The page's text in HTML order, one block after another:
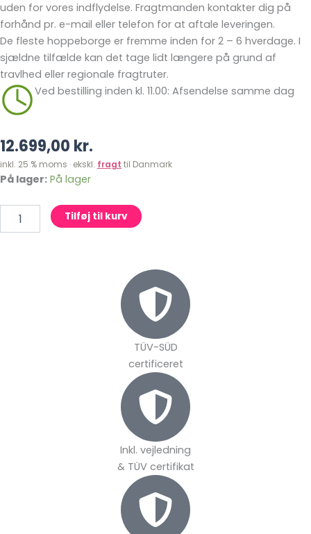
uden for vores indflydelse. Fragtmanden kontakter dig på
forhånd pr. e-mail eller telefon for at aftale leveringen.
De fleste hoppeborge er fremme inden for 2 – 6 hverdage. I
sjældne tilfælde kan det tage lidt længere på grund af
travlhed eller regionale fragtruter.
Ved bestilling inden kl. 11.00: Afsendelse samme dag
12.699,00 kr.
inkl. 25 % moms · ekskl. fragt til Danmark
På lager: På lager
Hoppeborg
antal
Tilføj til kurv
TÜV-SÜD
certificeret
Inkl. vejledning
& TÜV certifikat